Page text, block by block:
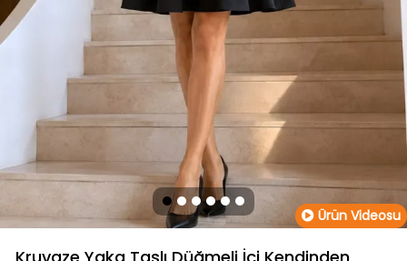
Ürün Videosu